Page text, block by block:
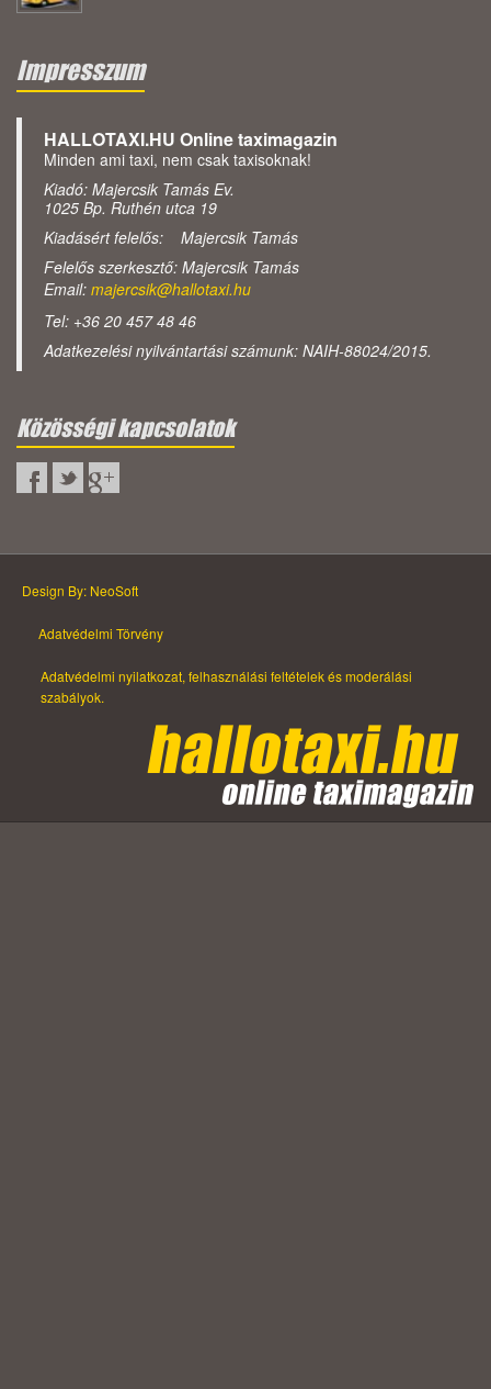
Impresszum
HALLOTAXI.HU Online taximagazin
Minden ami taxi, nem csak taxisoknak!
Kiadó: Majercsik Tamás Ev.
1025 Bp. Ruthén utca 19
Kiadásért felelős: Majercsik Tamás
Felelős szerkesztő: Majercsik Tamás
Email: majercsik@hallotaxi.hu
Tel: +36 20 457 48 46
Adatkezelési nyilvántartási számunk: NAIH-88024/2015.
Közösségi kapcsolatok
Design By: NeoSoft
Adatvédelmi Törvény
Adatvédelmi nyilatkozat, felhasználási feltételek és moderálási
szabályok.